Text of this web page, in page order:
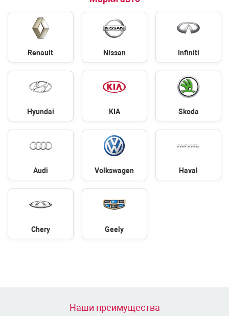
Renault Nissan Infiniti
Hyundai KIA Skoda
Audi Volkswagen Haval
Chery Geely
Наши преимущества